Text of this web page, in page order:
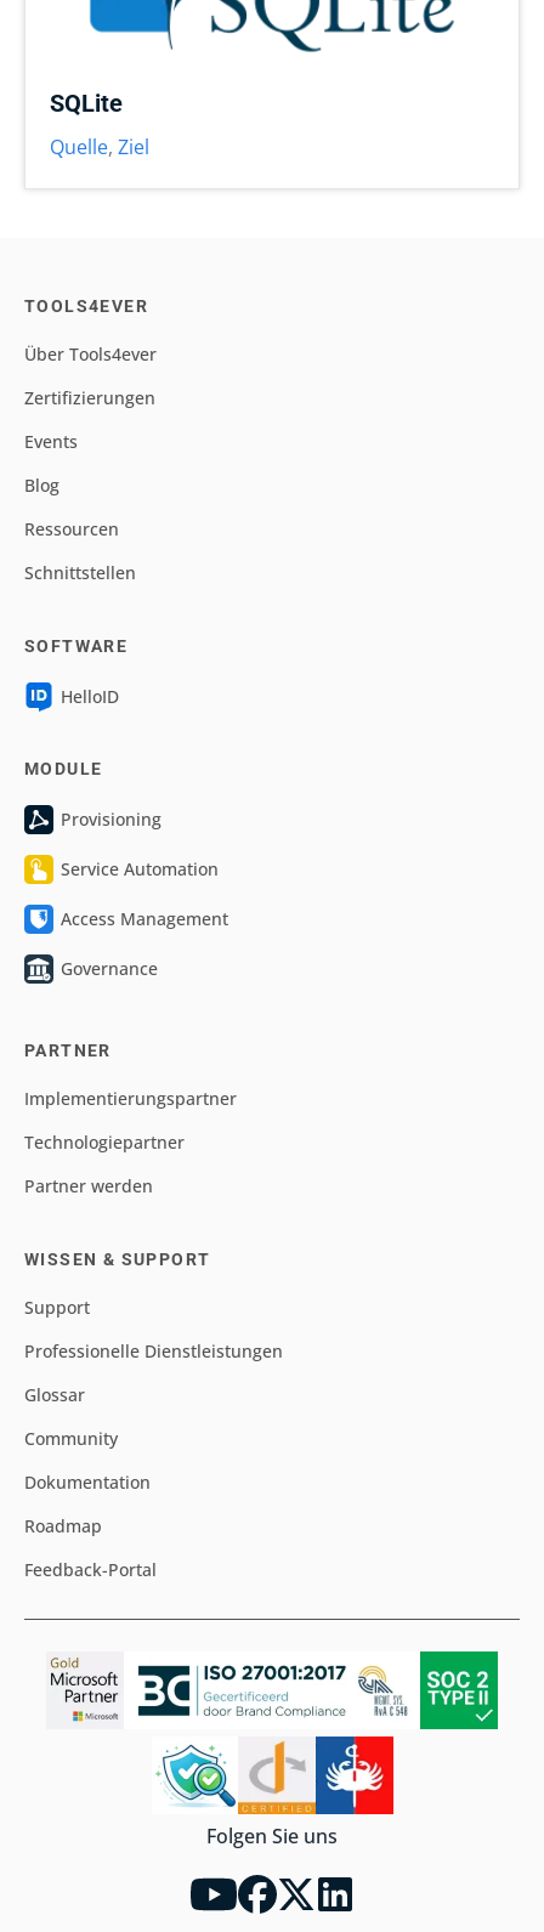
SQLite
Quelle, Ziel
TOOLS4EVER
Über Tools4ever
Zertifizierungen
Events
Blog
Ressourcen
Schnittstellen
SOFTWARE
HelloID
MODULE
Provisioning
Service Automation
Access Management
Governance
PARTNER
Implementierungspartner
Technologiepartner
Partner werden
WISSEN & SUPPORT
Support
Professionelle Dienstleistungen
Glossar
Community
Dokumentation
Roadmap
Feedback-Portal
Folgen Sie uns